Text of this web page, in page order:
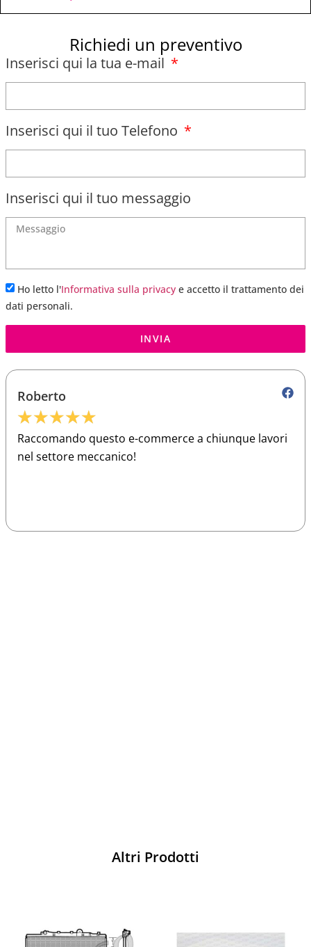
Richiedi un preventivo
Inserisci qui la tua e-mail
Inserisci qui il tuo Telefono
Inserisci qui il tuo messaggio
Ho letto l'Informativa sulla privacy e accetto il trattamento dei
dati personali.
INVIA
Roberto
★★★★★
Raccomando questo e-commerce a chiunque lavori
nel settore meccanico!
Altri Prodotti